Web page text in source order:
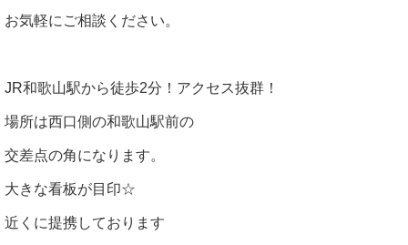
お気軽にご相談ください。
JR和歌山駅から徒歩2分！アクセス抜群！
場所は西口側の和歌山駅前の
交差点の角になります。
大きな看板が目印☆
近くに提携しております